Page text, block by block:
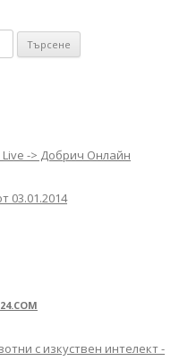
-> Добрич Онлайн
03.01.2014
с изкуствен интелект -